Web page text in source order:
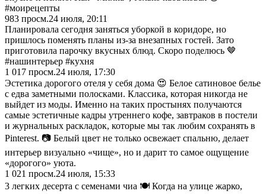
#моирецепты
983 просм.24 июля, 20:11
Планировала сегодня заняться уборкой в коридоре, но
пришлось поменять планы из-за внезапных гостей. Зато
приготовила парочку вкусных блюд. Скоро поделюсь 🤎
#нашинтерьер #кухня
1 017 просм.24 июля, 17:30
Эстетика дорогого отеля у себя дома 😍 Белое сатиновое белье
с едва заметными полосками. Классика, которая никогда не
выйдет из моды. Именно на таких простынях получаются
самые эстетичные кадры утреннего кофе, завтраков в постели
и журнальных раскладок, которые мы так любим сохранять в
Pinterest. 📷 Белый цвет не только освежает спальню, делает
интерьер визуально «чище», но и дарит то самое ощущение
«дорогого» уюта.
1 021 просм.24 июля, 15:33
3 легких десерта с семенами чиа 🍽️ Когда на улице жарко,